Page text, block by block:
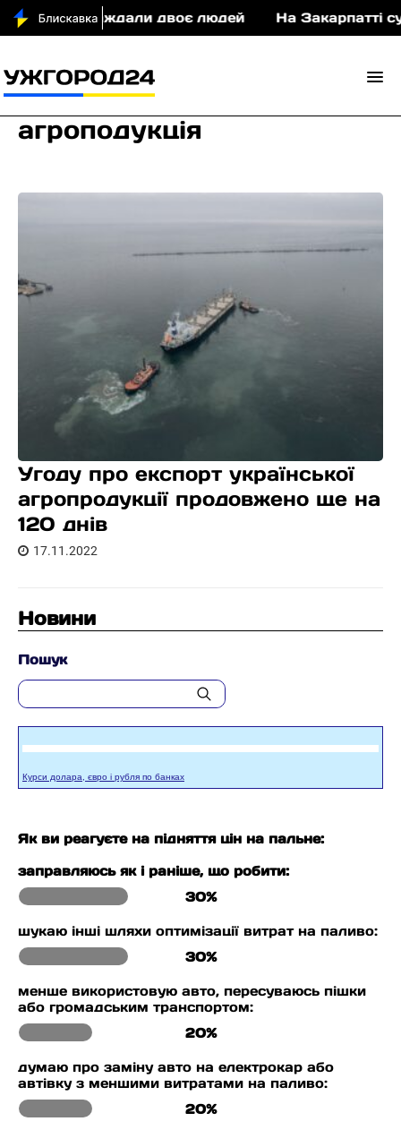
постраждали двоє людей На Закарпатті
агроподукція
Угоду про експорт української
агропродукції продовжено ще на
120 днів
17.11.2022
Новини
Пошук
Курси долара, євро і рубля по банках
Як ви реагуєте на підняття цін на пальне:
заправляюсь як і раніше, що робити:
30%
шукаю інші шляхи оптимізації витрат на паливо:
30%
менше використовую авто, пересуваюсь пішки
або громадським транспортом:
20%
думаю про заміну авто на електрокар або
автівку з меншими витратами на паливо:
20%